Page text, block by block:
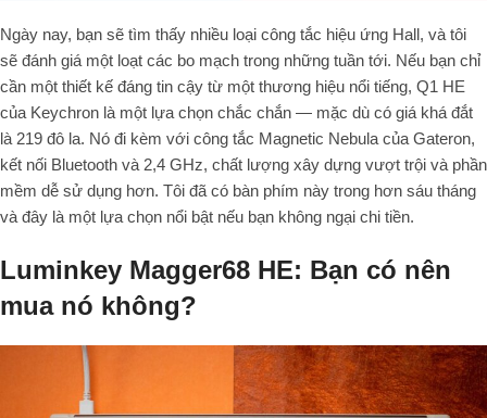
Ngày nay, bạn sẽ tìm thấy nhiều loại công tắc hiệu ứng Hall, và tôi
sẽ đánh giá một loạt các bo mạch trong những tuần tới. Nếu bạn chỉ
cần một thiết kế đáng tin cậy từ một thương hiệu nổi tiếng, Q1 HE
của Keychron là một lựa chọn chắc chắn — mặc dù có giá khá đắt
là 219 đô la. Nó đi kèm với công tắc Magnetic Nebula của Gateron,
kết nối Bluetooth và 2,4 GHz, chất lượng xây dựng vượt trội và phần
mềm dễ sử dụng hơn. Tôi đã có bàn phím này trong hơn sáu tháng
và đây là một lựa chọn nổi bật nếu bạn không ngại chi tiền.
Luminkey Magger68 HE: Bạn có nên
mua nó không?